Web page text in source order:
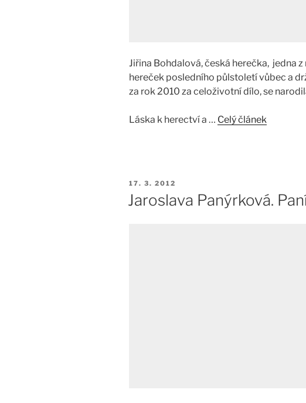
Jiřina Bohdalová, česká herečka, jedna
hereček posledního půlstoletí vůbec a
za rok 2010 za celoživotní dílo, se
Láska k herectví a … Celý článek
PUBLIKOVÁNO
17. 3. 2012
Jaroslava Panýrková.